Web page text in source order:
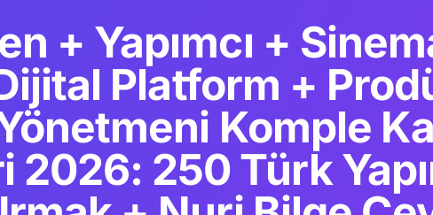
+ Yapımcı +
Platform +
Komple
2026: 250 Türk